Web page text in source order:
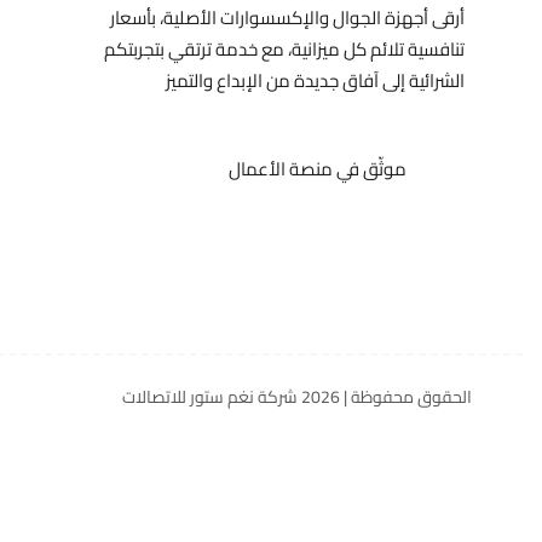
أرقى أجهزة الجوال والإكسسوارات الأصلية، بأسعار
تنافسية تلائم كل ميزانية، مع خدمة ترتقي بتجربتكم
الشرائية إلى آفاق جديدة من الإبداع والتميز
موثّق في منصة الأعمال
الحقوق محفوظة | 2026 شركة نغم ستور للاتصالات